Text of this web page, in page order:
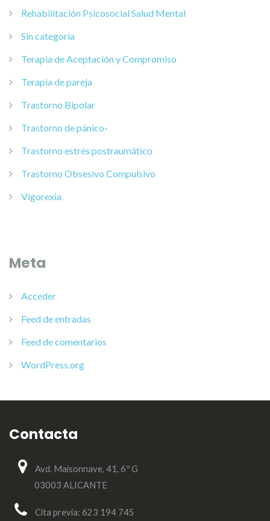
Rehabilitación Psicosocial Salud Mental
Sin categoría
Terapia de Aceptación y Compromiso
Terapia de pareja
Trastorno Bipolar
Trastorno de pánico-
Trastorno estrés postraumático
Trastorno Obsesivo Compulsivo
Vigorexia
Meta
Acceder
Feed de entradas
Feed de comentarios
WordPress.org
Contacta
Avd. Maisonnave, 41, 6º G
03003 ALICANTE
Cita previa: 623 194 745